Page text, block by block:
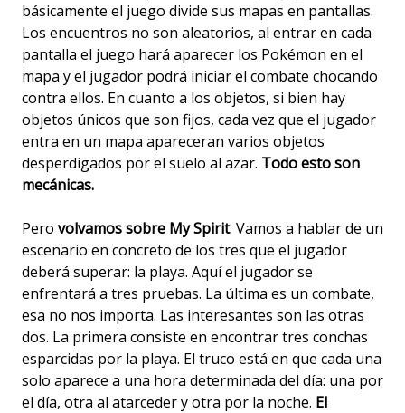
básicamente el juego divide sus mapas en pantallas.
Los encuentros no son aleatorios, al entrar en cada
pantalla el juego hará aparecer los Pokémon en el
mapa y el jugador podrá iniciar el combate chocando
contra ellos. En cuanto a los objetos, si bien hay
objetos únicos que son fijos, cada vez que el jugador
entra en un mapa apareceran varios objetos
desperdigados por el suelo al azar. Todo esto son
mecánicas.
Pero volvamos sobre My Spirit. Vamos a hablar de un
escenario en concreto de los tres que el jugador
deberá superar: la playa. Aquí el jugador se
enfrentará a tres pruebas. La última es un combate,
esa no nos importa. Las interesantes son las otras
dos. La primera consiste en encontrar tres conchas
esparcidas por la playa. El truco está en que cada una
solo aparece a una hora determinada del día: una por
el día, otra al atarceder y otra por la noche. El